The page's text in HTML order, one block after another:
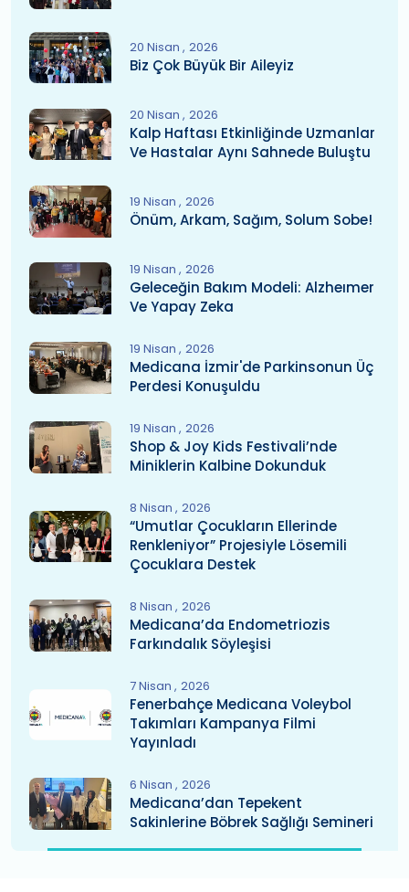
20 Nisan 2026
Biz Çok Büyük Bir Aileyiz
20 Nisan 2026
Kalp Haftası Etkinliğinde Uzmanlar
Ve Hastalar Aynı Sahnede Buluştu
19 Nisan 2026
Önüm, Arkam, Sağım, Solum Sobe!
19 Nisan 2026
Geleceğin Bakım Modeli: Alzheımer
Ve Yapay Zeka
19 Nisan 2026
Medicana İzmir'de Parkinsonun Üç
Perdesi Konuşuldu
19 Nisan 2026
Shop & Joy Kids Festivali’nde
Miniklerin Kalbine Dokunduk
8 Nisan 2026
“Umutlar Çocukların Ellerinde
Renkleniyor” Projesiyle Lösemili
Çocuklara Destek
8 Nisan 2026
Medicana’da Endometriozis
Farkındalık Söyleşisi
7 Nisan 2026
Fenerbahçe Medicana Voleybol
Takımları Kampanya Filmi
Yayınladı
6 Nisan 2026
Medicana’dan Tepekent
Sakinlerine Böbrek Sağlığı Semineri